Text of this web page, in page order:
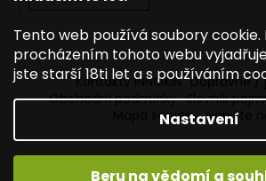
Tento web používá soubory cookie.
procházením tohoto webu
jste starší 18ti let a s používáním
Nastavení
Beru na vědomí a
Kontakty INNOKIN Dopravné /
Obchodní podmínky Slovník
Mapa serveru Napište
Vytvořil Shoptet